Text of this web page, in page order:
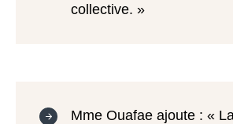
collective. »
Mme Ouafae ajoute : «